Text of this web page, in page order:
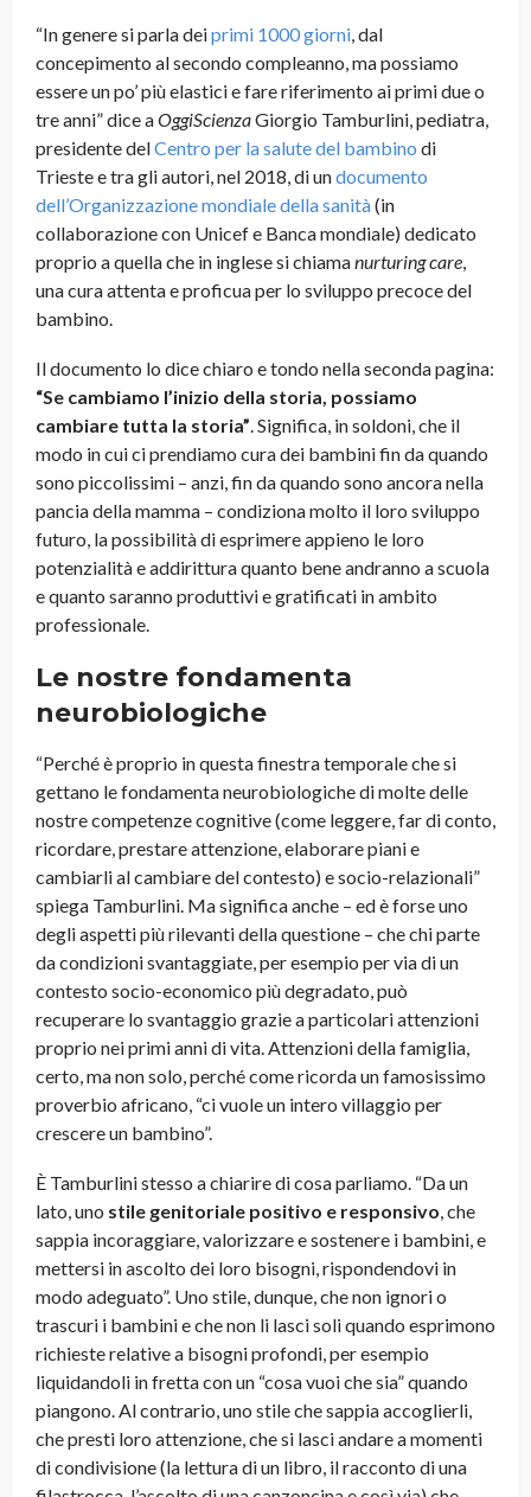
“In genere si parla deiprimi 1000 giorni, dal
concepimento al secondo compleanno, ma possiamo
essere un po’ più elastici e fare riferimento ai primi due o
tre anni” dice aOggiScienzaGiorgio Tamburlini, pediatra,
presidente delCentro per la salute del bambino di
Trieste e tra gli autori, nel 2018, di undocumento
dell’Organizzazione mondiale della sanità(in
collaborazione con Unicef e Banca mondiale) dedicato
proprio a quella che in inglese si chiamanurturing care,
una cura attenta e proficua per lo sviluppo precoce del
bambino.
Il documento lo dice chiaro e tondo nella seconda pagina:
“Se cambiamo l’inizio della storia, possiamo
cambiare tutta la storia”. Significa, in soldoni, che il
modo in cui ci prendiamo cura dei bambini fin da quando
sono piccolissimi – anzi, fin da quando sono ancora nella
pancia della mamma – condiziona molto il loro sviluppo
futuro, la possibilità di esprimere appieno le loro
potenzialità e addirittura quanto bene andranno a scuola
e quanto saranno produttivi e gratificati in ambito
professionale.
Le nostre fondamenta
neurobiologiche
“Perché è proprio in questa finestra temporale che si
gettano le fondamenta neurobiologiche di molte delle
nostre competenze cognitive (come leggere, far di conto,
ricordare, prestare attenzione, elaborare piani e
cambiarli al cambiare del contesto) e socio-relazionali”
spiega Tamburlini. Ma significa anche – ed è forse uno
degli aspetti più rilevanti della questione – che chi parte
da condizioni svantaggiate, per esempio per via di un
contesto socio-economico più degradato, può
recuperare lo svantaggio grazie a particolari attenzioni
proprio nei primi anni di vita. Attenzioni della famiglia,
certo, ma non solo, perché come ricorda un famosissimo
proverbio africano, “ci vuole un intero villaggio per
crescere un bambino”.
È Tamburlini stesso a chiarire di cosa parliamo. “Da un
lato, uno stile genitoriale positivo e responsivo, che
sappia incoraggiare, valorizzare e sostenere i bambini, e
mettersi in ascolto dei loro bisogni, rispondendovi in
modo adeguato”. Uno stile, dunque, che non ignori o
trascuri i bambini e che non li lasci soli quando esprimono
richieste relative a bisogni profondi, per esempio
liquidandoli in fretta con un “cosa vuoi che sia” quando
piangono. Al contrario, uno stile che sappia accoglierli,
che presti loro attenzione, che si lasci andare a momenti
di condivisione (la lettura di un libro, il racconto di una